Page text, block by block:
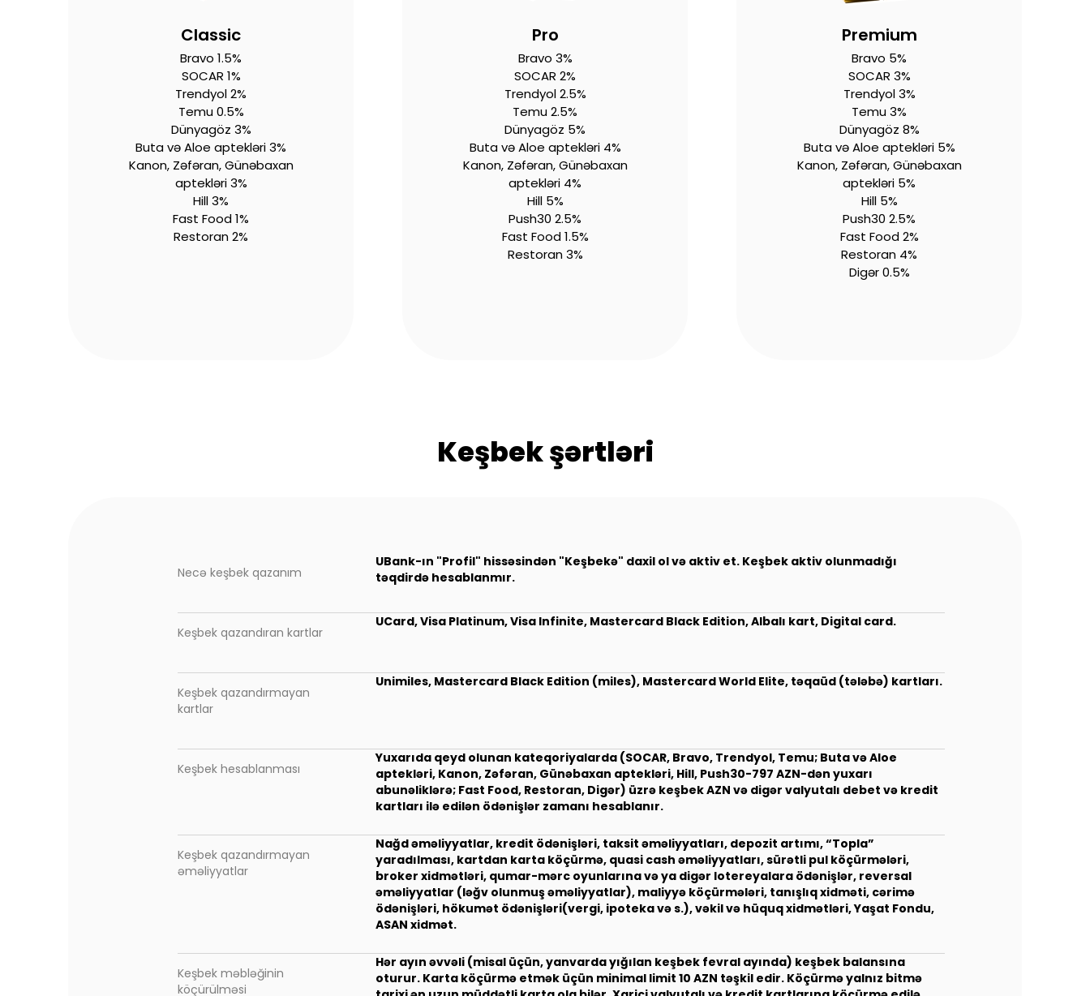
Classic
Bravo 1.5%
SOCAR 1%
Trendyol 2%
Temu 0.5%
Dünyagöz 3%
Buta və Aloe aptekləri 3%
Kanon, Zəfəran, Günəbaxan
aptekləri 3%
Hill 3%
Fast Food 1%
Restoran 2%
Pro
Bravo 3%
SOCAR 2%
Trendyol 2.5%
Temu 2.5%
Dünyagöz 5%
Buta və Aloe aptekləri 4%
Kanon, Zəfəran, Günəbaxan
aptekləri 4%
Hill 5%
Push30 2.5%
Fast Food 1.5%
Restoran 3%
Premium
Bravo 5%
SOCAR 3%
Trendyol 3%
Temu 3%
Dünyagöz 8%
Buta və Aloe aptekləri 5%
Kanon, Zəfəran, Günəbaxan
aptekləri 5%
Hill 5%
Push30 2.5%
Fast Food 2%
Restoran 4%
Digər 0.5%
Keşbek şərtləri
Necə keşbek qazanım
UBank-ın "Profil" hissəsindən "Keşbekə" daxil ol və aktiv et. Keşbek aktiv olunmadığı
təqdirdə hesablanmır.
Keşbek qazandıran kartlar
UCard, Visa Platinum, Visa Infinite, Mastercard Black Edition, Albalı kart, Digital card.
Keşbek qazandırmayan
kartlar
Unimiles, Mastercard Black Edition (miles), Mastercard World Elite, təqaüd (tələbə) kartları.
Keşbek hesablanması
Yuxarıda qeyd olunan kateqoriyalarda (SOCAR, Bravo, Trendyol, Temu; Buta və Aloe
aptekləri, Kanon, Zəfəran, Günəbaxan aptekləri, Hill, Push30-797 AZN-dən yuxarı
abunəliklərə; Fast Food, Restoran, Digər) üzrə keşbek AZN və digər valyutalı debet və kredit
kartları ilə edilən ödənişlər zamanı hesablanır.
Keşbek qazandırmayan
əməliyyatlar
Nağd əməliyyatlar, kredit ödənişləri, taksit əməliyyatları, depozit artımı, “Topla”
yaradılması, kartdan karta köçürmə, quasi cash əməliyyatları, sürətli pul köçürmələri,
broker xidmətləri, qumar-mərc oyunlarına və ya digər lotereyalara ödənişlər, reversal
əməliyyatlar (ləğv olunmuş əməliyyatlar), maliyyə köçürmələri, tanışlıq xidməti, cərimə
ödənişləri, hökumət ödənişləri(vergi, ipoteka və s.), vəkil və hüquq xidmətləri, Yaşat Fondu,
ASAN xidmət.
Keşbek məbləğinin
köçürülməsi
Hər ayın əvvəli (misal üçün, yanvarda yığılan keşbek fevral ayında) keşbek balansına
oturur. Karta köçürmə etmək üçün minimal limit 10 AZN təşkil edir. Köçürmə yalnız bitmə